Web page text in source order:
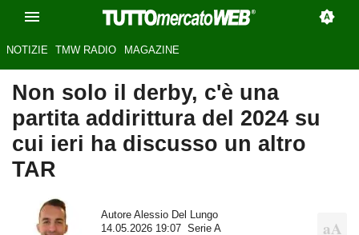
NOTIZIE TMW RADIO MAGAZINE
Non solo il derby, c'è una
partita addirittura del 2024 su
cui ieri ha discusso un altro
TAR
Autore Alessio Del Lungo
14.05.2026 19:07
Serie A